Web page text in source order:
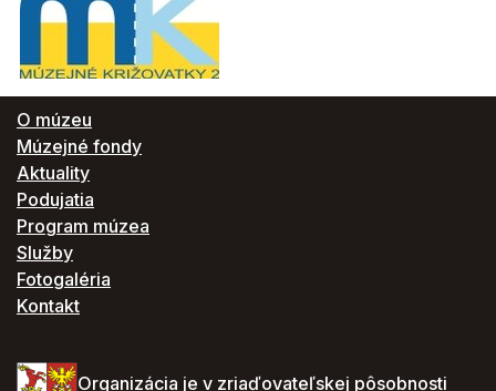
O múzeu
Múzejné fondy
Aktuality
Podujatia
Program múzea
Služby
Fotogaléria
Kontakt
Organizácia je v zriaďovateľskej pôsobnosti